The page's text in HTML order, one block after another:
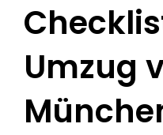
Umzug